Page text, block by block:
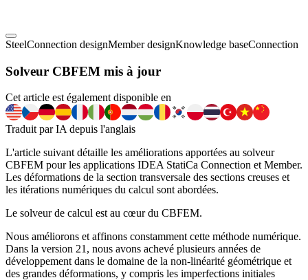
SteelConnection designMember designKnowledge baseConnection
Solveur CBFEM mis à jour
Cet article est également disponible en
Traduit par IA depuis l'anglais
L'article suivant détaille les améliorations apportées au solveur
CBFEM pour les applications IDEA StatiCa Connection et Member.
Les déformations de la section transversale des sections creuses et
les itérations numériques du calcul sont abordées.
Le solveur de calcul est au cœur du CBFEM.
Nous améliorons et affinons constamment cette méthode numérique.
Dans la version 21, nous avons achevé plusieurs années de
développement dans le domaine de la non-linéarité géométrique et
des grandes déformations, y compris les imperfections initiales